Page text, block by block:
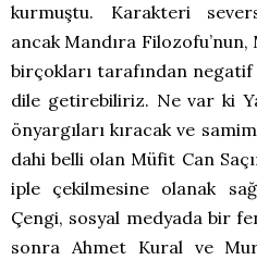
kurmuştu. Karakteri
ancak Mandıra
birçokları tarafından
dile getirebiliriz. Ne var ki
önyargıları kıracak ve
dahi belli olan Müfit Can
iple çekilmesine olanak
Çengi, sosyal medyada bir
sonra Ahmet Kural ve